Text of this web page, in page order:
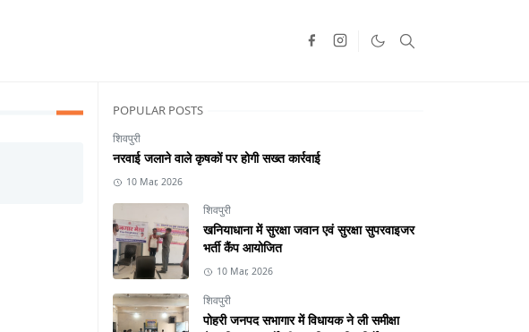
POPULAR POSTS
शिवपुरी
नरवाई जलाने वाले कृषकों पर होगी सख्त कार्रवाई
10 Mar, 2026
शिवपुरी
खनियाधाना में सुरक्षा जवान एवं सुरक्षा सुपरवाइजर
भर्ती कैंप आयोजित
10 Mar, 2026
शिवपुरी
पोहरी जनपद सभागार में विधायक ने ली समीक्षा